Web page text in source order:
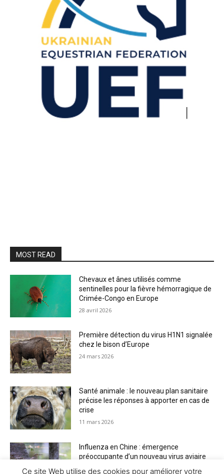
MOST READ
Chevaux et ânes utilisés comme
sentinelles pour la fièvre hémorragique de
Crimée-Congo en Europe
28 avril 2026
Première détection du virus H1N1 signalée
chez le bison d’Europe
24 mars 2026
Santé animale : le nouveau plan sanitaire
précise les réponses à apporter en cas de
crise
11 mars 2026
Influenza en Chine : émergence
préoccupante d’un nouveau virus aviaire
Ce site Web utilise des cookies pour améliorer votre